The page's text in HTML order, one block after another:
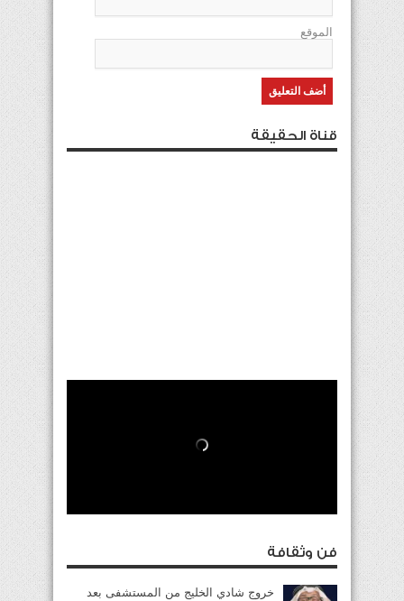
الموقع
قناة الحقيقة
فن وثقافة
خروج شادي الخليج من المستشفى بعد